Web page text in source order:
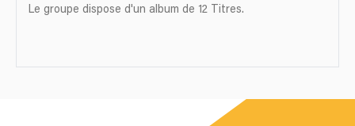
Le groupe dispose d'un album de 12 Titres.